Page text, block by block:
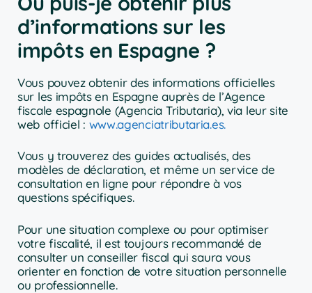
d’informations sur les
impôts en Espagne ?
Vous pouvez obtenir des informations officielles
sur les impôts en Espagne auprès de l’Agence
fiscale espagnole (Agencia Tributaria), via leur site
web officiel : www.agenciatributaria.es.
Vous y trouverez des guides actualisés, des
modèles de déclaration, et même un service de
consultation en ligne pour répondre à vos
questions spécifiques.
Pour une situation complexe ou pour optimiser
votre fiscalité, il est toujours recommandé de
consulter un conseiller fiscal qui saura vous
orienter en fonction de votre situation personnelle
ou professionnelle.